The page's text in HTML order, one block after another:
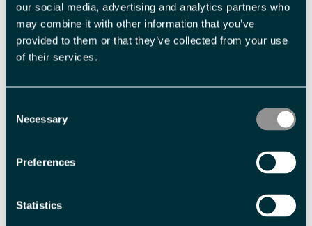
our social media, advertising and analytics partners who
may combine it with other information that you’ve
provided to them or that they’ve collected from your use
of their services.
Selection
Necessary
Preferences
Statistics
LEILIGHETER